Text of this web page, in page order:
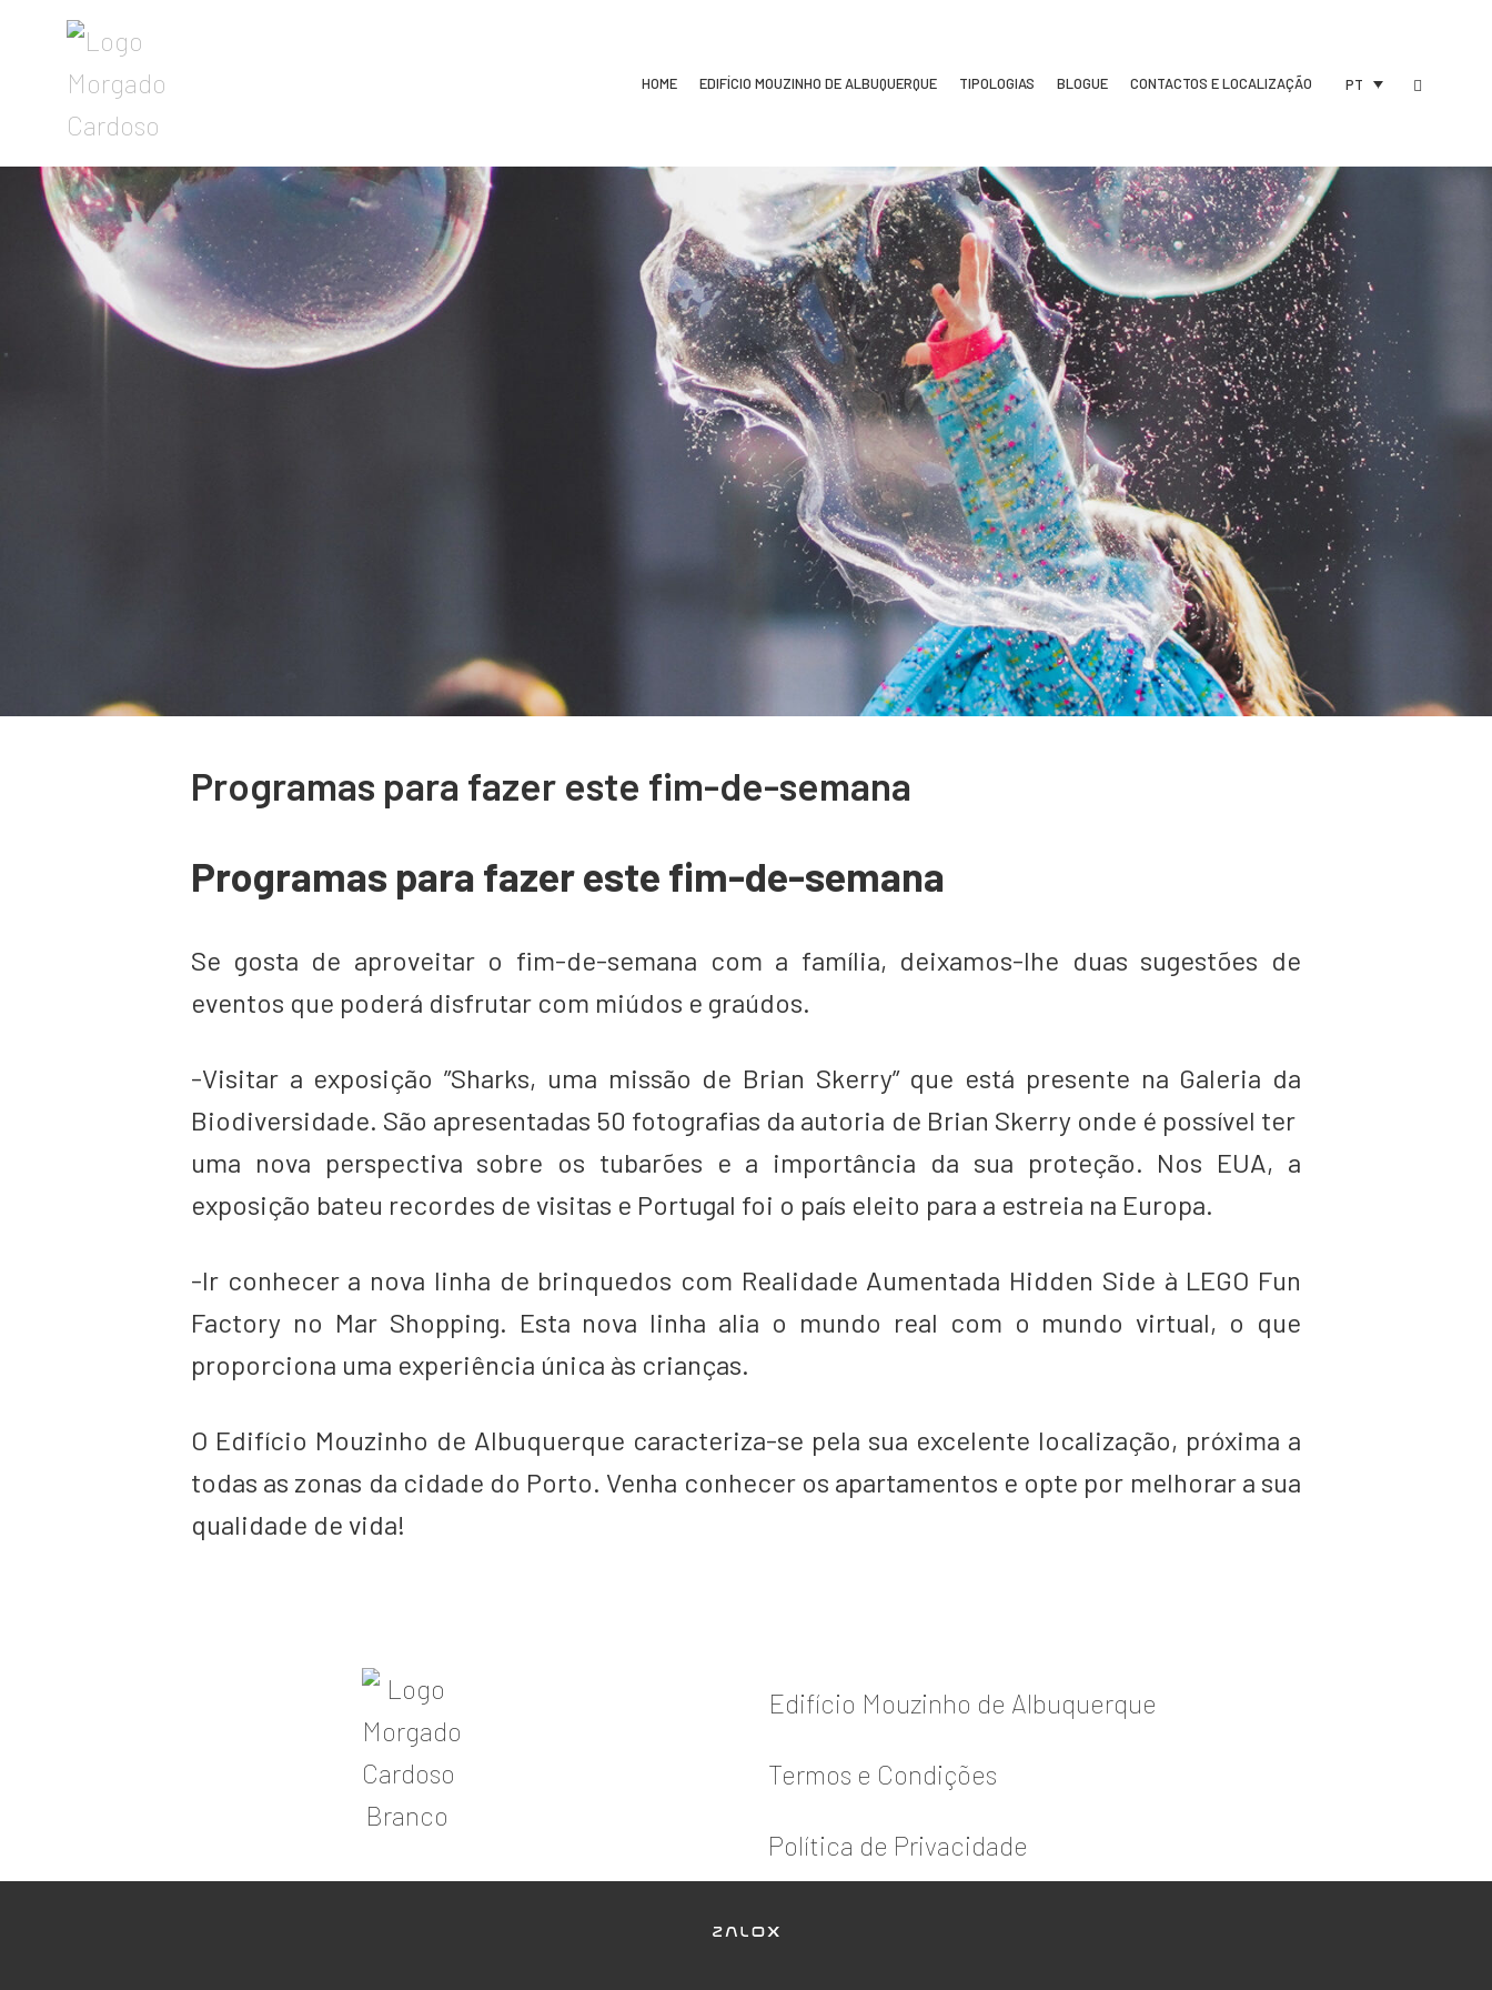
HOME EDIFÍCIO MOUZINHO DE ALBUQUERQUE TIPOLOGIAS BLOGUE CONTACTOS E LOCALIZAÇÃO PT
Programas para fazer este fim-de-semana
Programas para fazer este fim-de-semana
Se gosta de aproveitar o fim-de-semana com a família, deixamos-lhe duas sugestões de
eventos que poderá disfrutar com miúdos e graúdos.
-Visitar a exposição ”Sharks, uma missão de Brian Skerry” que está presente na Galeria da
Biodiversidade. São apresentadas 50 fotografias da autoria de Brian Skerry onde é possível ter
uma nova perspectiva sobre os tubarões e a importância da sua proteção. Nos EUA, a
exposição bateu recordes de visitas e Portugal foi o país eleito para a estreia na Europa.
-Ir conhecer a nova linha de brinquedos com Realidade Aumentada Hidden Side à LEGO Fun
Factory no Mar Shopping. Esta nova linha alia o mundo real com o mundo virtual, o que
proporciona uma experiência única às crianças.
O Edifício Mouzinho de Albuquerque caracteriza-se pela sua excelente localização, próxima a
todas as zonas da cidade do Porto. Venha conhecer os apartamentos e opte por melhorar a sua
qualidade de vida!
Edifício Mouzinho de Albuquerque
Termos e Condições
Política de Privacidade